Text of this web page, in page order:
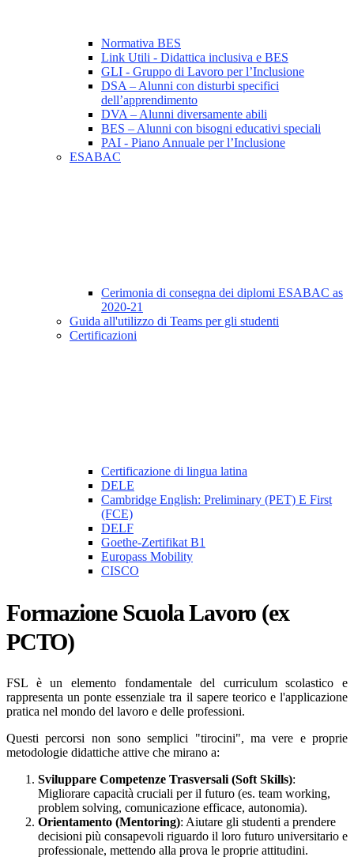
Normativa BES
Link Utili - Didattica inclusiva e BES
GLI - Gruppo di Lavoro per l’Inclusione
DSA – Alunni con disturbi specifici
dell’apprendimento
DVA – Alunni diversamente abili
BES – Alunni con bisogni educativi speciali
PAI - Piano Annuale per l’Inclusione
ESABAC
Cerimonia di consegna dei diplomi ESABAC as
2020-21
Guida all'utilizzo di Teams per gli studenti
Certificazioni
Certificazione di lingua latina
DELE
Cambridge English: Preliminary (PET) E First
(FCE)
DELF
Goethe-Zertifikat B1
Europass Mobility
CISCO
Formazione Scuola Lavoro (ex
PCTO)
FSL è un elemento fondamentale del curriculum scolastico e
rappresenta un ponte essenziale tra il sapere teorico e l'applicazione
pratica nel mondo del lavoro e delle professioni.
Questi percorsi non sono semplici "tirocini", ma vere e proprie
metodologie didattiche attive che mirano a:
Sviluppare Competenze Trasversali (Soft Skills):
Migliorare capacità cruciali per il futuro (es. team working,
problem solving, comunicazione efficace, autonomia).
Orientamento (Mentoring): Aiutare gli studenti a prendere
decisioni più consapevoli riguardo il loro futuro universitario e
professionale, mettendo alla prova le proprie attitudini.